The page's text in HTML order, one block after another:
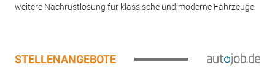
weitere Nachrüstlösung für klassische und moderne Fahrzeuge.
STELLENANGEBOTE